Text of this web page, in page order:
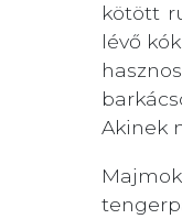
kötött
lévő
Akinek